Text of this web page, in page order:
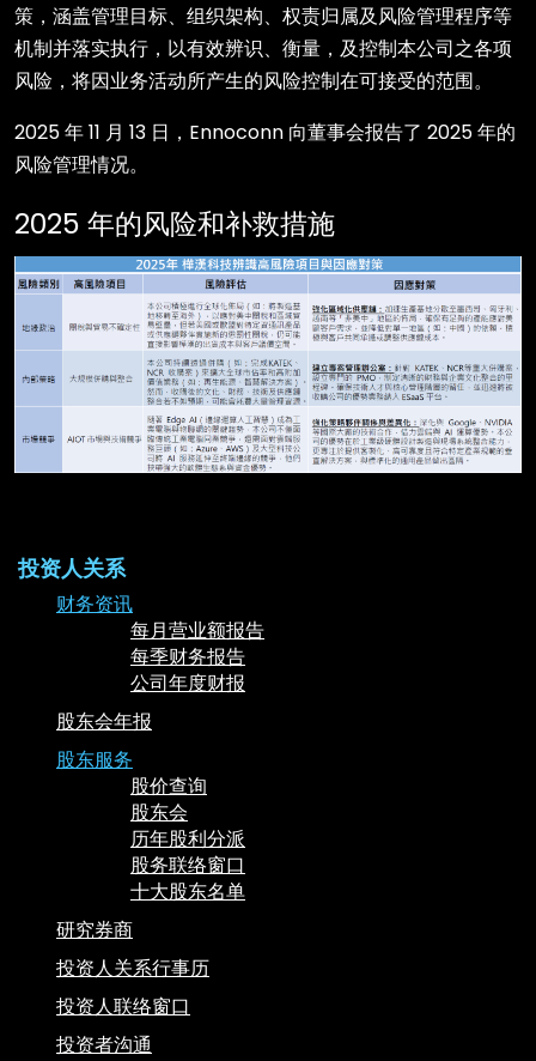
策，涵盖管理目标、组织架构、权责归属及风险管理程序等
机制并落实执行，以有效辨识、衡量，及控制本公司之各项
风险，将因业务活动所产生的风险控制在可接受的范围。
2025 年 11 月 13 日，Ennoconn 向董事会报告了 2025 年的
风险管理情况。
2025 年的风险和补救措施
投资人关系
财务资讯
每月营业额报告
每季财务报告
公司年度财报
股东会年报
股东服务
股价查询
股东会
历年股利分派
股务联络窗口
十大股东名单
研究券商
投资人关系行事历
投资人联络窗口
投资者沟通